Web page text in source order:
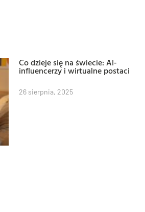
Co dzieje się na świecie: AI-
influencerzy i wirtualne postaci
26 sierpnia, 2025